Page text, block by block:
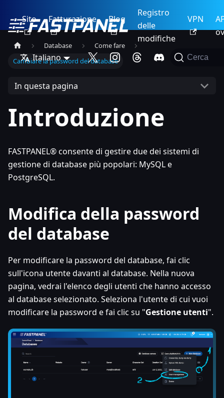
Sito Fatturazione Blog
Registro
delle
modifiche
VPN
Italiano Cerca
Database
Come fare
Cambiare la password del database
In questa pagina
Introduzione
FASTPANEL® consente di gestire due dei sistemi di
gestione di database più popolari: MySQL e
PostgreSQL.
Modifica della password
del database
Per modificare la password del database, fai clic
sull'icona utente davanti al database. Nella nuova
pagina, vedrai l'elenco degli utenti che hanno accesso
al database selezionato. Seleziona l'utente di cui vuoi
modificare la password e fai clic su "Gestione utenti".